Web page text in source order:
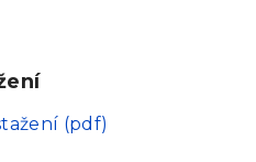
(pdf)